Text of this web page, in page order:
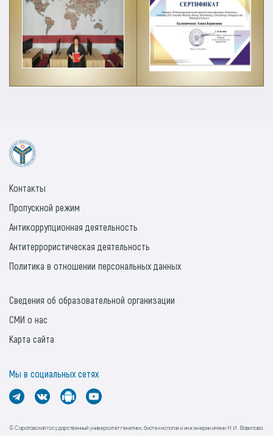
© Саратовский государственный университет генетики, биотехнологии и инженерии имени Н.И. Вавилова.
Контакты
Пропускной режим
Антикоррупционная деятельность
Антитеррористическая деятельность
Политика в отношении персональных данных
Сведения об образовательной организации
СМИ о нас
Карта сайта
Мы в социальных сетях